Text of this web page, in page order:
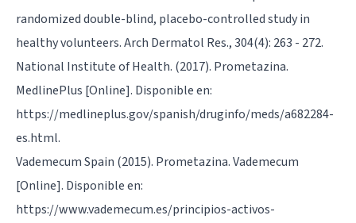
randomized double-blind, placebo-controlled study in
healthy volunteers. Arch Dermatol Res., 304(4): 263 - 272.
National Institute of Health. (2017). Prometazina.
MedlinePlus [Online]. Disponible en:
https://medlineplus.gov/spanish/druginfo/meds/a682284-
es.html.
Vademecum Spain (2015). Prometazina. Vademecum
[Online]. Disponible en:
https://www.vademecum.es/principios-activos-